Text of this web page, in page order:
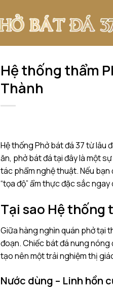
Hệ thống thẩm
Thành
Hệ thống Phở bát đá 37 từ lâu
ăn, phở bát đá tại đây là một
tác phẩm nghệ thuật. Nếu
“tọa độ” ẩm thực đặc sắc ngay
Tại sao Hệ thống
Giữa hàng nghìn quán phở tại
đoạn. Chiếc bát đá nung
tạo nên một trải nghiệm thị
Nước dùng – Linh hồn